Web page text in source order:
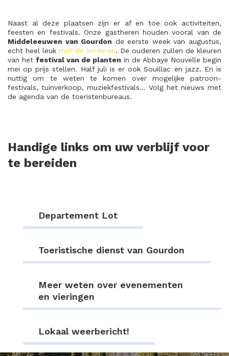
Naast al deze plaatsen zijn er af en toe ook activiteiten,
feesten en festivals. Onze gastheren houden vooral van de
Middeleeuwen van Gourdon de eerste week van augustus,
echt heel leukmet de kinderen. De ouderen zullen de kleuren
van het festival van de planten in de Abbaye Nouvelle begin
mei op prijs stellen. Half juli is er ook Souillac en jazz. En is
nuttig om te weten te komen over mogelijke patroon-
festivals, tuinverkoop, muziekfestivals… Volg het nieuws met
de agenda van de toeristenbureaus.
Handige links om uw verblijf voor
te bereiden
Departement Lot
Toeristische dienst van Gourdon
Meer weten over evenementen
en vieringen
Lokaal weerbericht!